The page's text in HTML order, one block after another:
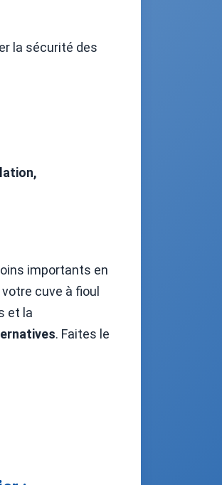
la sécurité des
importants en
cuve à fioul
et la
. Faites le